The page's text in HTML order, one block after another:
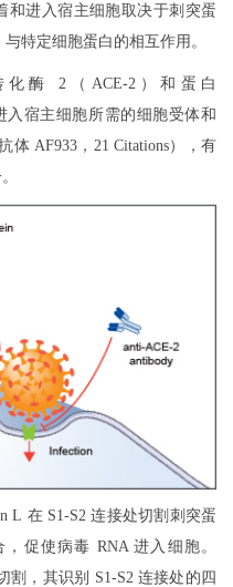
和进入宿主细胞取决于刺突蛋
特定细胞蛋白的相互作用。
酶 2（ACE-2）和蛋白
入宿主细胞所需的细胞受体和
体 AF933，21 Citations），有
L 在 S1-S2 连接处切割刺突蛋
促使病毒 RNA 进入细胞。
割，其识别 S1-S2 连接处的四